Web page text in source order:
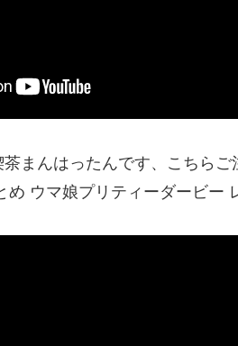
茶まんはったんです、こちら
め ウマ娘プリティーダービー